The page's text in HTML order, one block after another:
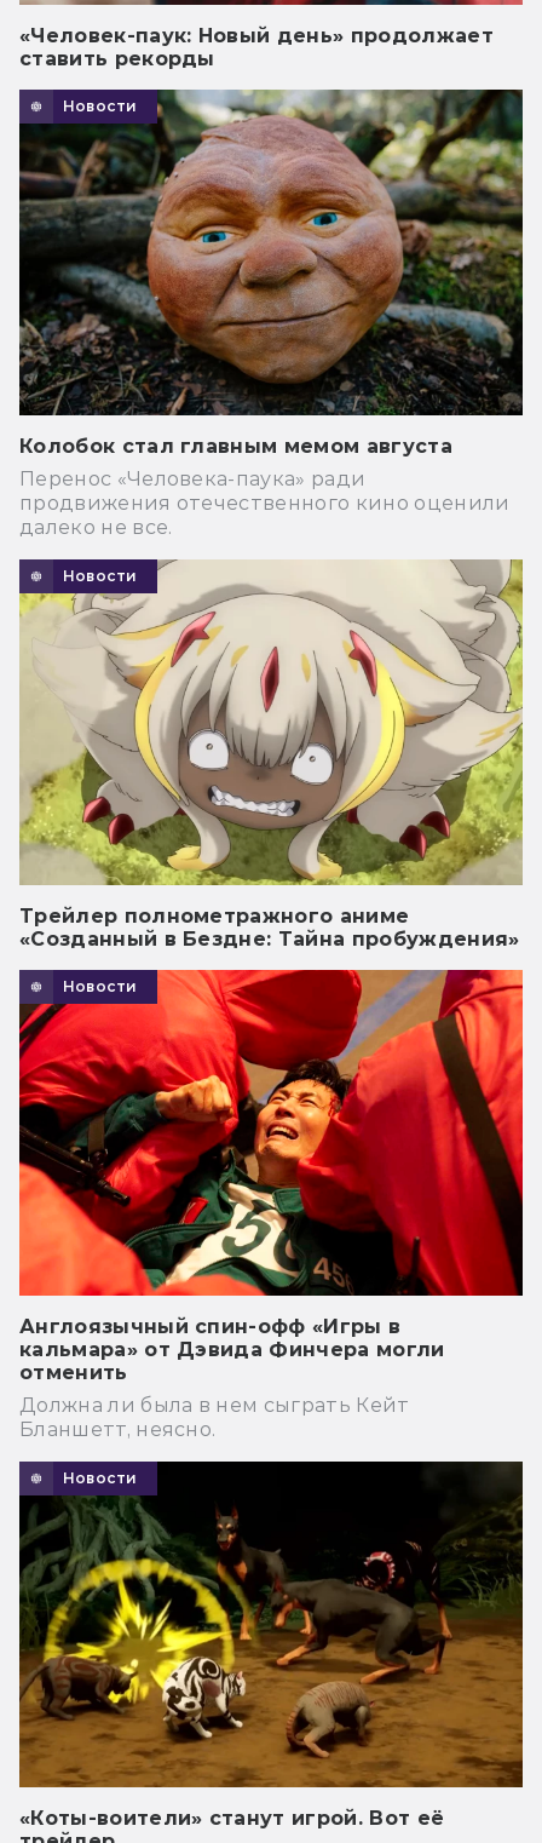
«Человек-паук: Новый день» продолжает
ставить рекорды
Новости
Колобок стал главным мемом августа
Перенос «Человека-паука» ради
продвижения отечественного кино оценили
далеко не все.
Новости
Трейлер полнометражного аниме
«Созданный в Бездне: Тайна пробуждения»
Новости
Англоязычный спин-офф «Игры в
кальмара» от Дэвида Финчера могли
отменить
Должна ли была в нем сыграть Кейт
Бланшетт, неясно.
Новости
«Коты-воители» станут игрой. Вот её